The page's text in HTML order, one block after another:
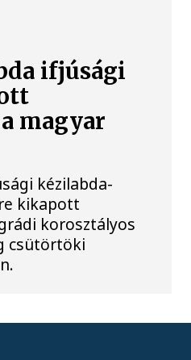
ifjúsági
magyar
kézilabda-
kikapott
korosztályos
csütörtöki